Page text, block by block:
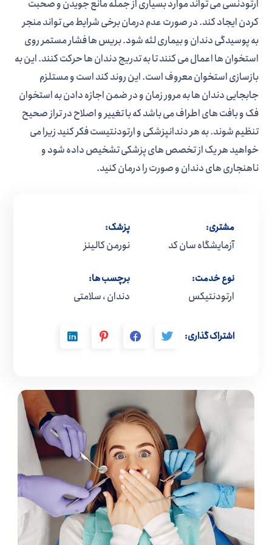
ارتودنسی می تواند موارد بسیاری از جمله مانع جویدن و صحبت
کردن ایجاد کند. در صورت عدم درمان برخی شرایط می تواند منجر
به پوسیدگی دندان و بیماری لثه شود. بریس ها فشار مستمر روی
استخوان ها اعمال می کنند تا به تدریج دندان ها حرکت کنند. این به
بازسازی استخوان معروف است. این روند کند است و مستلزم
جابجایی دندان ها به مرور زمان و در ضمن اجازه دادن به استخوان
فک و بافت های اطراف می باشد که با تغییر و اصلاح در تراز صحیح
تنظیم شوند. به هر دندانپزشکی و ارتودنتیست فکر کنید زیرا می
خواهید هر یک از تخصص های پزشکی تشخیص داده شود و
ناهنجاری های دندان و صورت را درمان کنید.
مشتری:
آزمایشگاه سان کد
پزشک:
نورمن کالینز
نوع خدمت:
ارتودنتیکس
برچسب ها:
دندان ، سلامتی
اشتراک گذاری: